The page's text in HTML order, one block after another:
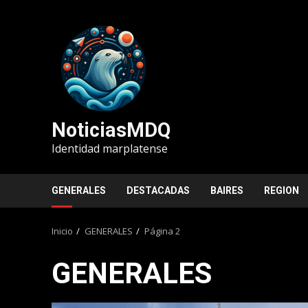
NoticiasMDQ
Identidad marplatense
GENERALES DESTACADAS BAIRES REGION
Inicio GENERALES Página 2
GENERALES